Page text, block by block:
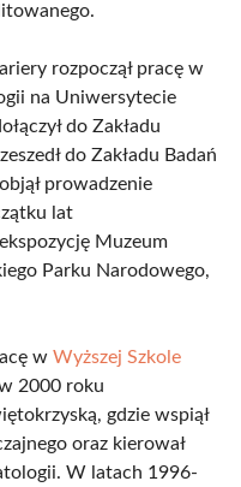
rozpoczął pracę w
na Uniwersytecie
do Zakładu
do Zakładu Badań
prowadzenie
lat
Muzeum
Parku Narodowego,
w Wyższej Szkole
2000 roku
gdzie wspiął
oraz kierował
W latach 1996-